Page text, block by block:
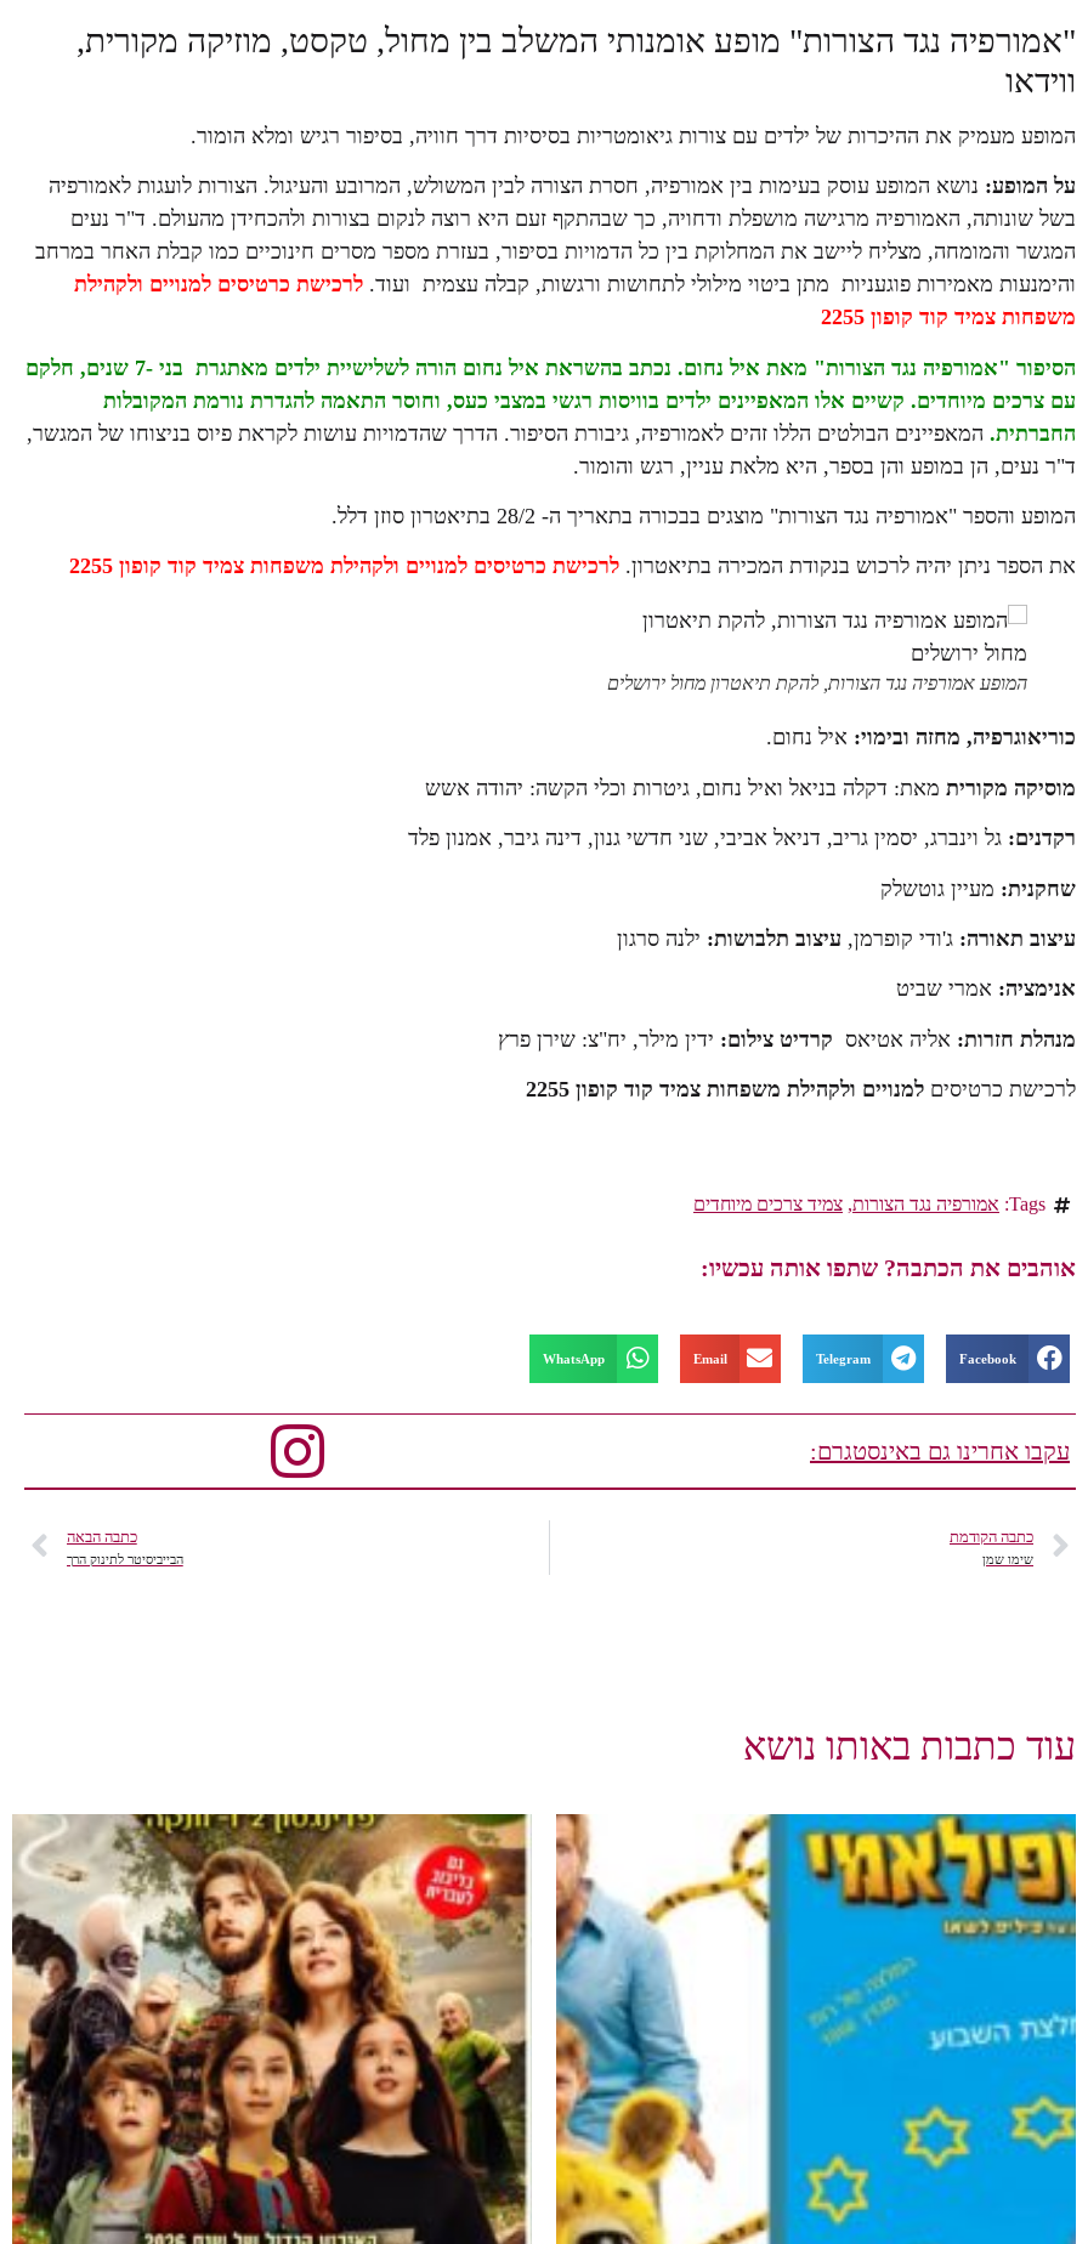
"אמורפיה נגד הצורות" מופע אומנותי המשלב בין מחול, טקסט, מוזיקה מקורית,
ווידאו
המופע מעמיק את ההיכרות של ילדים עם צורות גיאומטריות בסיסיות דרך חוויה, בסיפור רגיש ומלא הומור.
על המופע: נושא המופע עוסק בעימות בין אמורפיה, חסרת הצורה לבין המשולש, המרובע והעיגול. הצורות לועגות לאמורפיה
בשל שונותה, האמורפיה מרגישה מושפלת ודחויה, כך שבהתקף זעם היא רוצה לנקום בצורות ולהכחידן מהעולם. ד"ר נעים
המגשר והמומחה, מצליח ליישב את המחלוקת בין כל הדמויות בסיפור, בעזרת מספר מסרים חינוכיים כמו קבלת האחר במרחב
והימנעות מאמירות פוגעניות מתן ביטוי מילולי לתחושות ורגשות, קבלה עצמית ועוד. לרכישת כרטיסים למנויים ולקהילת
משפחות צמיד קוד קופון 2255
הסיפור "אמורפיה נגד הצורות" מאת איל נחום. נכתב בהשראת איל נחום הורה לשלישיית ילדים מאתגרת בני -7 שנים, חלקם
עם צרכים מיוחדים. קשיים אלו המאפיינים ילדים בוויסות רגשי במצבי כעס, וחוסר התאמה להגדרת נורמת המקובלות
החברתית. המאפיינים הבולטים הללו זהים לאמורפיה, גיבורת הסיפור. הדרך שהדמויות עושות לקראת פיוס בניצוחו של המגשר,
ד"ר נעים, הן במופע והן בספר, היא מלאת עניין, רגש והומור.
המופע והספר "אמורפיה נגד הצורות" מוצגים בבכורה בתאריך ה- 28/2 בתיאטרון סוזן דלל.
את הספר ניתן יהיה לרכוש בנקודת המכירה בתיאטרון. לרכישת כרטיסים למנויים ולקהילת משפחות צמיד קוד קופון 2255
המופע אמורפיה נגד הצורות, להקת תיאטרון מחול ירושלים
כוריאוגרפיה, מחזה ובימוי: איל נחום.
מוסיקה מקורית מאת: דקלה בניאל ואיל נחום, גיטרות וכלי הקשה: יהודה אשש
רקדנים: גל וינברג, יסמין גריב, דניאל אביבי, שני חדשי גנון, דינה גיבר, אמנון פלד
שחקנית: מעיין גוטשלק
עיצוב תאורה: ג'ודי קופרמן, עיצוב תלבושות: ילנה סרגון
אנימציה: אמרי שביט
מנהלת חזרות: אליה אטיאס קרדיט צילום: ידין מילר, יח"צ: שירן פרץ
לרכישת כרטיסים למנויים ולקהילת משפחות צמיד קוד קופון 2255
Tags: אמורפיה נגד הצורות, צמיד צרכים מיוחדים
אוהבים את הכתבה? שתפו אותה עכשיו:
Facebook
Telegram
Email
WhatsApp
עקבו אחרינו גם באינסטגרם:
כתבה הקודמת
שימו שמן
כתבה הבאה
הבייביסיטר לתינוק הרך
עוד כתבות באותו נושא